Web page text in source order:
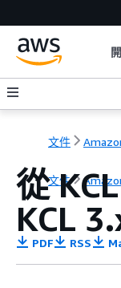
文件
文件
從
KCL
PDF RSS